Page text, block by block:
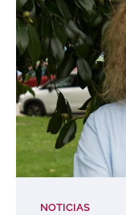
NOTICIAS